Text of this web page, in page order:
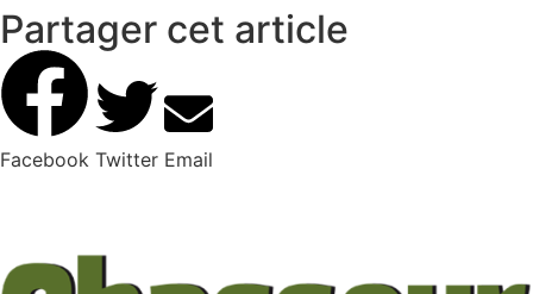
Partager cet article
Facebook Twitter Email